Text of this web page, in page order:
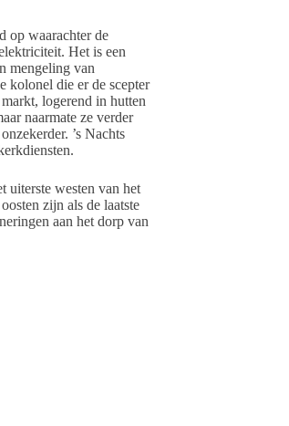
op waarachter de
Het is een
mengeling van
kolonel die er de scepter
logerend in hutten
naarmate ze verder
’s Nachts
uiterste westen van het
zijn als de laatste
aan het dorp van